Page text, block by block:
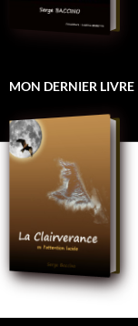
MON DERNIER LIVRE